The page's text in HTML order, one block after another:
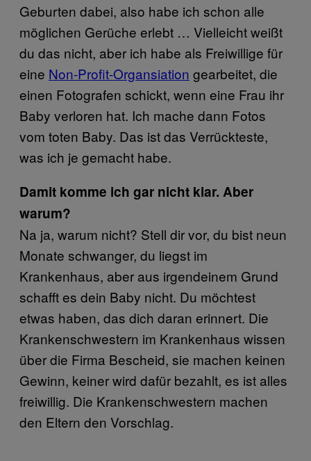
Geburten dabei, also habe ich schon alle
möglichen Gerüche erlebt … Vielleicht weißt
du das nicht, aber ich habe als Freiwillige für
eine Non-Profit-Organsiation gearbeitet, die
einen Fotografen schickt, wenn eine Frau ihr
Baby verloren hat. Ich mache dann Fotos
vom toten Baby. Das ist das Verrückteste,
was ich je gemacht habe.
Damit komme ich gar nicht klar. Aber
warum?
Na ja, warum nicht? Stell dir vor, du bist neun
Monate schwanger, du liegst im
Krankenhaus, aber aus irgendeinem Grund
schafft es dein Baby nicht. Du möchtest
etwas haben, das dich daran erinnert. Die
Krankenschwestern im Krankenhaus wissen
über die Firma Bescheid, sie machen keinen
Gewinn, keiner wird dafür bezahlt, es ist alles
freiwillig. Die Krankenschwestern machen
den Eltern den Vorschlag.